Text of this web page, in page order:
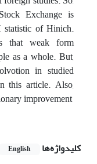
Exchange is
statistic of Hinich.
that weak form
as a whole. But,
in studied
this article. Also,
improvement
کلیدواژه‌ها
English